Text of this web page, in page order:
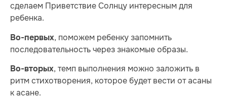
сделаем Приветствие Солнцу интересным для
ребенка.
Во-первых, поможем ребенку запомнить
последовательность через знакомые образы.
Во-вторых, темп выполнения можно заложить в
ритм стихотворения, которое будет вести от асаны
к асане.